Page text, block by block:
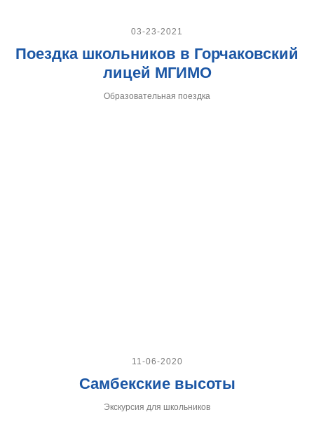
03-23-2021
Поездка школьников в Горчаковский
лицей МГИМО
Образовательная поездка
11-06-2020
Самбекские высоты
Экскурсия для школьников